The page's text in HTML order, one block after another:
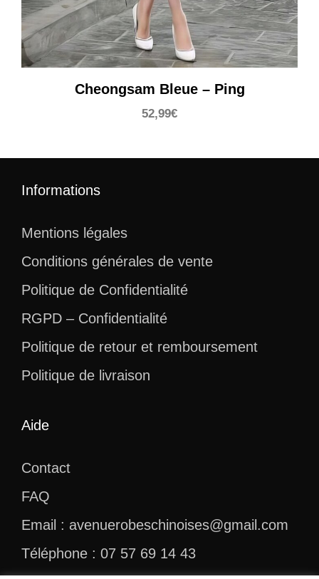
Cheongsam Bleue – Ping
52,99€
Informations
Mentions légales
Conditions générales de vente
Politique de Confidentialité
RGPD – Confidentialité
Politique de retour et remboursement
Politique de livraison
Aide
Contact
FAQ
Email : avenuerobeschinoises@gmail.com
Téléphone : 07 57 69 14 43